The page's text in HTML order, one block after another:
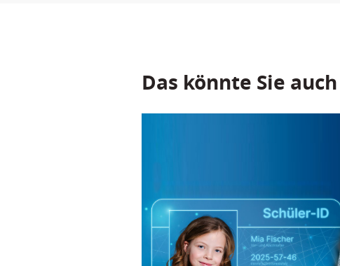
Das könnte Sie